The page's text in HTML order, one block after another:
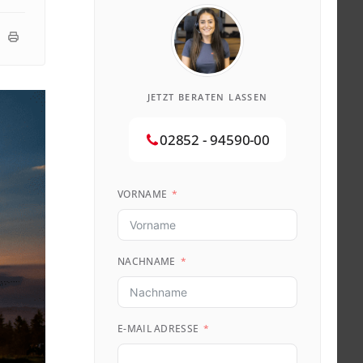
JETZT BERATEN LASSEN
02852 - 94590-00
VORNAME
NACHNAME
E-MAIL ADRESSE